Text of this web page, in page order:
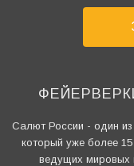
Салют России - один из
который уже более
ведущих мировых